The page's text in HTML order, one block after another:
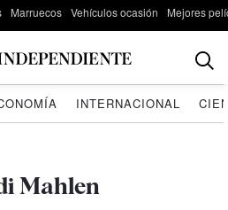
Marruecos Vehículos ocasión Mejores
INTERNACIONAL
Mahlen